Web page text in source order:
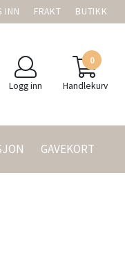
INN FRAKT BUTIKK
Logg inn
0
Handlekurv
GAVEKORT